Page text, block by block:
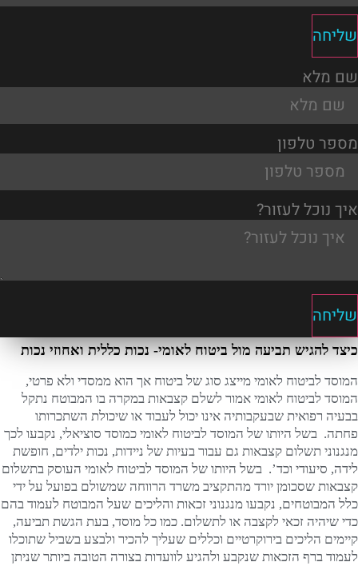
שליחה
שם מלא
מספר טלפון
איך נוכל לעזור?
שליחה
כיצד להגיש תביעה מול ביטוח לאומי- נכות כללית ואחוזי נכות
המוסד לביטוח לאומי מייצג סוג של ביטוח אך הוא ממסדי ולא פרטי,
המוסד לביטוח לאומי אמור לשלם קצבאות במקרה בו המבוטח נתקל
בבעיה רפואית שבעקבותיה אינו יכול לעבוד או שיכולת השתכרותו
פחתה. בשל היותו של המוסד לביטוח לאומי כמוסד סוציאלי, נקבעו לכך
מנגנוני תשלום קצבאות גם עבור בעיות של ניידות, נכות ילדים, חופשת
לידה, סיעודי וכד’. בשל היותו של המוסד לביטוח לאומי העוסק בתשלום
קצבאות שסכומן יורד מהתקציב משרד הרווחה שמשולם בפועל על ידי
כלל המבוטחים, נקבעו מנגנוני זכאות והליכים שעל המבוטח לעמוד בהם
כדי שיהיה זכאי לקצבה או לתשלום. כמו כל מוסד, בעת הגשת תביעה,
קיימים הליכים בירוקרטיים וכללים שעליך להכיר ולבצע בשביל שתוכלו
לעמוד ברף הזכאות שנקבע ולהגיע לוועדות בצורה הטובה ביותר שניתן